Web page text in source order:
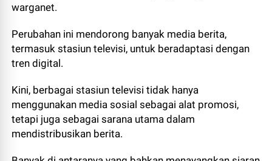
warganet.
Perubahan ini mendorong banyak media berita,
termasuk stasiun televisi, untuk beradaptasi dengan
tren digital.
Kini, berbagai stasiun televisi tidak hanya
menggunakan media sosial sebagai alat promosi,
tetapi juga sebagai sarana utama dalam
mendistribusikan berita.